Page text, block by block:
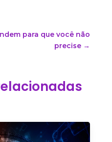
para que você não
precise →